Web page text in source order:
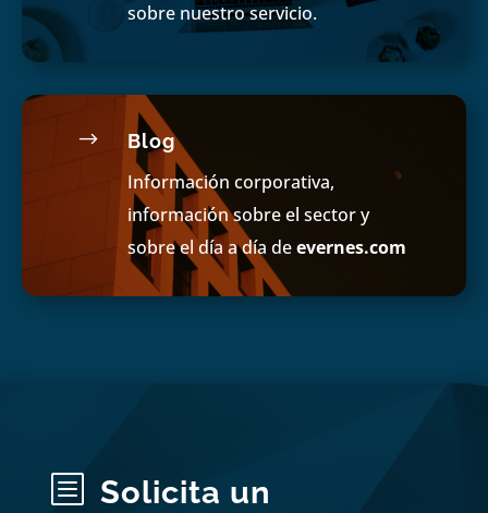
sobre nuestro servicio.
$ Blog
Información corporativa,
información sobre el sector y
sobre el día a día deevernes.com
b
Solicita un